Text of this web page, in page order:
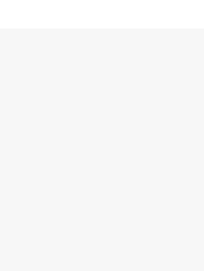
вид дивану.
возможно
любую форму
из
выбрать